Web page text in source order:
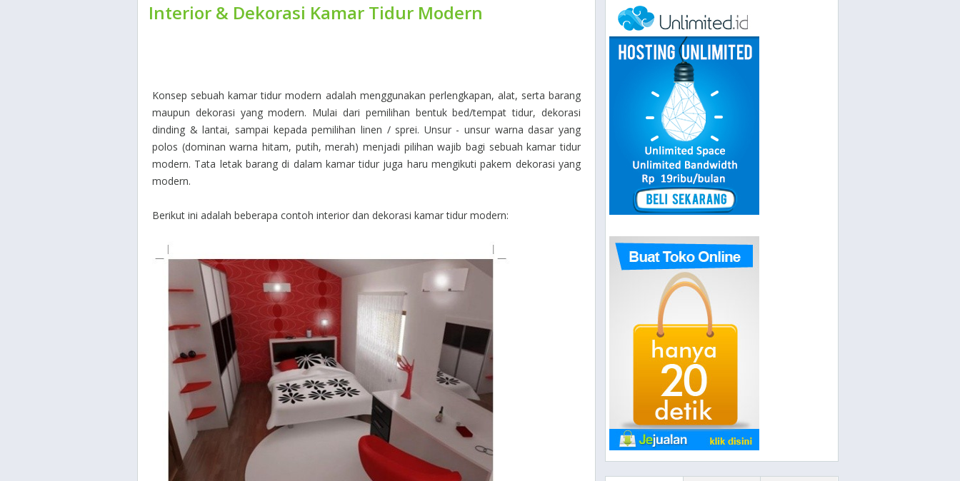
Interior & Dekorasi Kamar Tidur Modern
Konsep sebuah kamar tidur modern adalah menggunakan perlengkapan, alat, serta barang
maupun dekorasi yang modern. Mulai dari pemilihan bentuk bed/tempat tidur, dekorasi
dinding & lantai, sampai kepada pemilihan linen / sprei. Unsur - unsur warna dasar yang
polos (dominan warna hitam, putih, merah) menjadi pilihan wajib bagi sebuah kamar tidur
modern. Tata letak barang di dalam kamar tidur juga haru mengikuti pakem dekorasi yang
modern.
Berikut ini adalah beberapa contoh interior dan dekorasi kamar tidur modern: